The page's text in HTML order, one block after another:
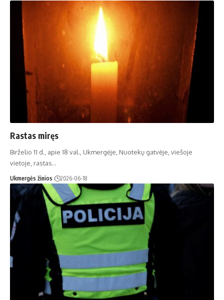
Rastas miręs
Birželio 11 d., apie 18 val., Ukmergėje, Nuotekų gatvėje, viešoje
vietoje, rastas…
Ukmergės žinios 2026-06-18